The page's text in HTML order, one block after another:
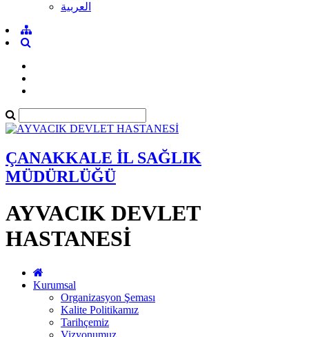
العربية
ÇANAKKALE İL SAĞLIK
MÜDÜRLÜĞÜ
AYVACIK DEVLET
HASTANESİ
Kurumsal
Organizasyon Şeması
Kalite Politikamız
Tarihçemiz
Vizyonumuz